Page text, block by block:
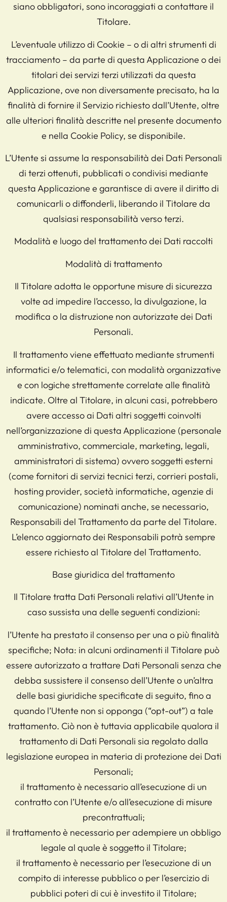
siano obbligatori, sono incoraggiati a contattare il
Titolare.
L’eventuale utilizzo di Cookie – o di altri strumenti di
tracciamento – da parte di questa Applicazione o dei
titolari dei servizi terzi utilizzati da questa
Applicazione, ove non diversamente precisato, ha la
finalità di fornire il Servizio richiesto dall’Utente, oltre
alle ulteriori finalità descritte nel presente documento
e nella Cookie Policy, se disponibile.
L’Utente si assume la responsabilità dei Dati Personali
di terzi ottenuti, pubblicati o condivisi mediante
questa Applicazione e garantisce di avere il diritto di
comunicarli o diffonderli, liberando il Titolare da
qualsiasi responsabilità verso terzi.
Modalità e luogo del trattamento dei Dati raccolti
Modalità di trattamento
Il Titolare adotta le opportune misure di sicurezza
volte ad impedire l’accesso, la divulgazione, la
modifica o la distruzione non autorizzate dei Dati
Personali.
Il trattamento viene effettuato mediante strumenti
informatici e/o telematici, con modalità organizzative
e con logiche strettamente correlate alle finalità
indicate. Oltre al Titolare, in alcuni casi, potrebbero
avere accesso ai Dati altri soggetti coinvolti
nell’organizzazione di questa Applicazione (personale
amministrativo, commerciale, marketing, legali,
amministratori di sistema) ovvero soggetti esterni
(come fornitori di servizi tecnici terzi, corrieri postali,
hosting provider, società informatiche, agenzie di
comunicazione) nominati anche, se necessario,
Responsabili del Trattamento da parte del Titolare.
L’elenco aggiornato dei Responsabili potrà sempre
essere richiesto al Titolare del Trattamento.
Base giuridica del trattamento
Il Titolare tratta Dati Personali relativi all’Utente in
caso sussista una delle seguenti condizioni:
l’Utente ha prestato il consenso per una o più finalità
specifiche; Nota: in alcuni ordinamenti il Titolare può
essere autorizzato a trattare Dati Personali senza che
debba sussistere il consenso dell’Utente o un’altra
delle basi giuridiche specificate di seguito, fino a
quando l’Utente non si opponga (“opt-out”) a tale
trattamento. Ciò non è tuttavia applicabile qualora il
trattamento di Dati Personali sia regolato dalla
legislazione europea in materia di protezione dei Dati
Personali;
il trattamento è necessario all’esecuzione di un
contratto con l’Utente e/o all’esecuzione di misure
precontrattuali;
il trattamento è necessario per adempiere un obbligo
legale al quale è soggetto il Titolare;
il trattamento è necessario per l’esecuzione di un
compito di interesse pubblico o per l’esercizio di
pubblici poteri di cui è investito il Titolare;